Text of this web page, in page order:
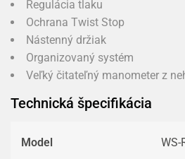
Regulácia tlaku
Ochrana Twist Stop
Nástenný držiak
Organizovaný systém
Veľký čitateľný manometer z
Technická špecifikácia
Model WS-